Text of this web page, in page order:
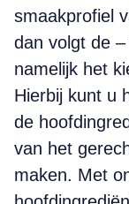
smaakprofiel
dan volgt de
namelijk het
Hierbij kunt u
de
van het
maken. Met